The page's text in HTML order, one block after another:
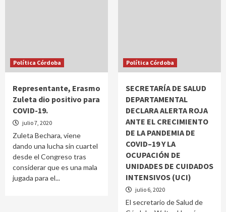
Política Córdoba
Representante, Erasmo
Zuleta dio positivo para
COVID-19.
julio 7, 2020
Zuleta Bechara, viene
dando una lucha sin cuartel
desde el Congreso tras
considerar que es una mala
jugada para el...
Política Córdoba
SECRETARÍA DE SALUD
DEPARTAMENTAL
DECLARA ALERTA ROJA
ANTE EL CRECIMIENTO
DE LA PANDEMIA DE
COVID–19 Y LA
OCUPACIÓN DE
UNIDADES DE CUIDADOS
INTENSIVOS (UCI)
julio 6, 2020
El secretario de Salud de